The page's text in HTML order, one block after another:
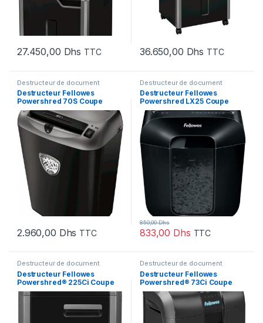
27.450,00 Dhs TTC 36.650,00 Dhs TTC
Destructeur de document
Destructeur Fellowes
Powershred 70S Coupe
droite (4671101)
2.960,00 Dhs TTC
Destructeur de document
Destructeur Fellowes
Powershred LX25 Coupe
croisée (4170501)
833,00 Dhs
850,00Dhs
TTC
Destructeur de document
Destructeur Fellowes
Powershred® 225Ci Coupe
croisée (4622001)
Destructeur de document
Destructeur Fellowes
Powershred® 73Ci Coupe
croisée (4601102)